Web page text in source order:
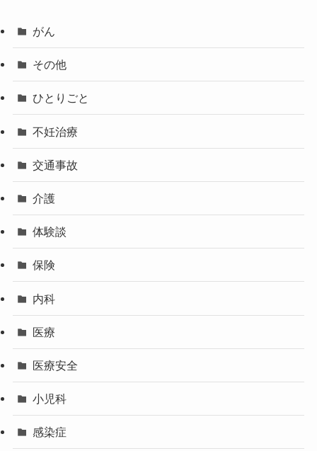
がん
その他
ひとりごと
不妊治療
交通事故
介護
体験談
保険
内科
医療
医療安全
小児科
感染症